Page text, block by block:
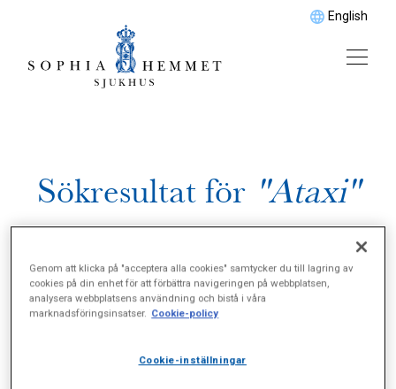
English
Sökresultat för "Ataxi"
Genom att klicka på "acceptera alla cookies" samtycker du till lagring av
cookies på din enhet för att förbättra navigeringen på webbplatsen,
analysera webbplatsens användning och bistå i våra
marknadsföringsinsatser. Cookie-policy
Cookie-inställningar